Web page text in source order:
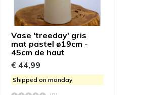
Vase 'treeday' gris
mat pastel ø19cm -
45cm de haut
€ 44,99
Shipped on monday